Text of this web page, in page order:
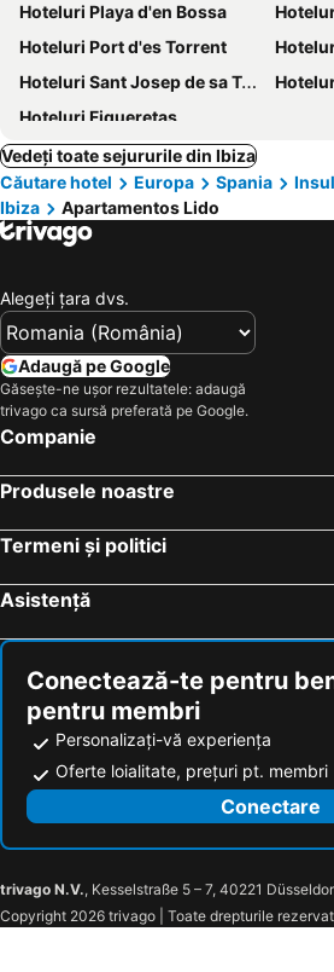
Hoteluri Playa d'en Bossa
Hoteluri Port d'es Torrent
Hoteluri Sant Josep de sa Talaia
Hoteluri Figueretas
Vedeți toate sejururile din Ibiza
Căutare hotel
Europa Spania
Ibiza
Apartamentos Lido
Alegeţi ţara dvs.
Adaugă pe Google
Găsește-ne ușor rezultatele: adaugă
trivago ca sursă preferată pe Google.
Companie
Produsele noastre
Termeni și politici
Asistență
Conectează-te pentru
pentru membri
Personalizați-vă experiența
Oferte loialitate, prețuri pt. membri
Conectare
trivago N.V., Kesselstraße 5 – 7, 40221
Copyright 2026 trivago | Toate drepturile